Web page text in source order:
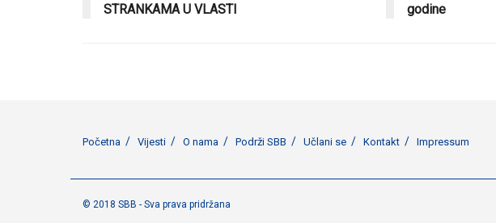
STRANKAMA U VLASTI
godine
Početna Vijesti O nama Podrži SBB Učlani se Kontakt Impressum
© 2018 SBB - Sva prava pridržana